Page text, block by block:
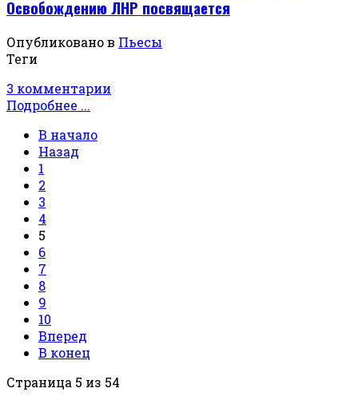
Освобождению ЛНР посвящается
Опубликовано в Пьесы
Теги
3 комментарии
Подробнее ...
В начало
Назад
1
2
3
4
5
6
7
8
9
10
Вперед
В конец
Страница 5 из 54